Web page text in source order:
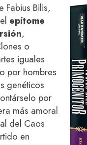
Fabius Bilis,
epítome
,
o
iguales
por hombres
genéticos
por
más amoral
del Caos
en